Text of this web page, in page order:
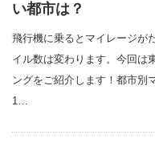
い都市は？
飛行機に乗るとマイレージが
イル数は変わります。今回は
ングをご紹介します！都市別
1…